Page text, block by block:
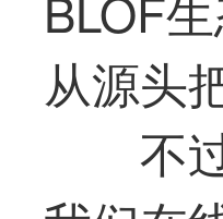
从源头
不